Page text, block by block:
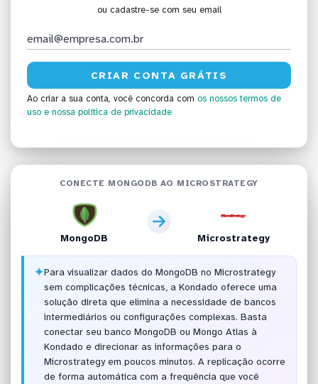
ou cadastre-se com seu email
Ao criar a sua conta, você concorda com os nossos termos de
uso e nossa política de privacidade
CONECTE MONGODB AO MICROSTRATEGY
MongoDB Microstrategy
✦Para visualizar dados do MongoDB no Microstrategy
sem complicações técnicas, a Kondado oferece uma
solução direta que elimina a necessidade de bancos
intermediários ou configurações complexas. Basta
conectar seu banco MongoDB ou Mongo Atlas à
Kondado e direcionar as informações para o
Microstrategy em poucos minutos. A replicação ocorre
de forma automática com a frequência que você